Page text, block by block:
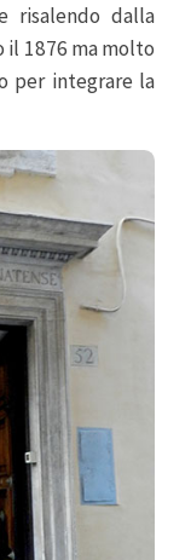
risalendo dalla
il 1876 ma molto
per integrare la